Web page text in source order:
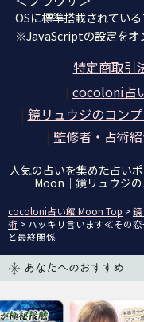
OSに標準搭載されている
※JavaScriptの設定をオ
特定商取引
| cocoloni占
| 鏡リュウジのコン
| 監修者・占術
人気の占いを集めた占い
Moon｜ 鏡リュウジ
cocoloni占い館 Moon Top >
術 > ハッキリ言います≪その
と最終関係
あなたへのおすすめ